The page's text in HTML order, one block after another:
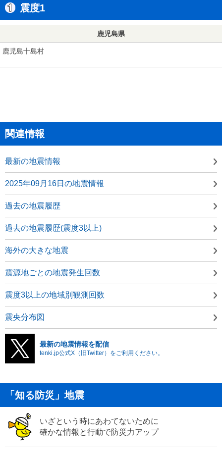
震度1
鹿児島県
鹿児島十島村
関連情報
最新の地震情報
2025年09月16日の地震情報
過去の地震履歴
過去の地震履歴(震度3以上)
海外の大きな地震
震源地ごとの地震発生回数
震度3以上の地域別観測回数
震央分布図
最新の地震情報を配信
tenki.jp公式X（旧Twitter）をご利用ください。
「知る防災」地震
いざという時にあわてないために
確かな情報と行動で防災力アップ